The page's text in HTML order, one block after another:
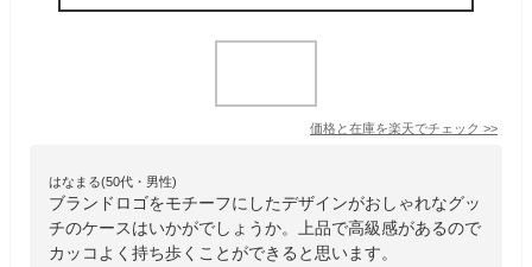
価格と在庫を楽天でチェック >>
はなまる(50代・男性)
ブランドロゴをモチーフにしたデザインがおしゃれなグッ
チのケースはいかがでしょうか。上品で高級感があるので
カッコよく持ち歩くことができると思います。